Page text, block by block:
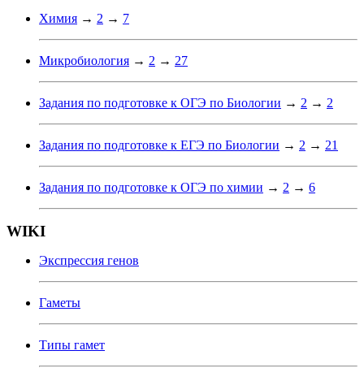
Химия → 2 → 7
Микробиология → 2 → 27
Задания по подготовке к ОГЭ по Биологии → 2 → 2
Задания по подготовке к ЕГЭ по Биологии → 2 → 21
Задания по подготовке к ОГЭ по химии → 2 → 6
WIKI
Экспрессия генов
Гаметы
Типы гамет